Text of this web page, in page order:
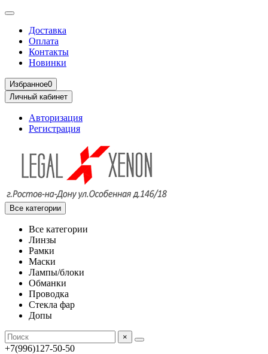
Доставка
Оплата
Контакты
Новинки
Избранное0
Личный кабинет
Авторизация
Регистрация
Все категории
Все категории
Линзы
Рамки
Маски
Лампы/блоки
Обманки
Проводка
Стекла фар
Допы
×
+7(996)127-50-50